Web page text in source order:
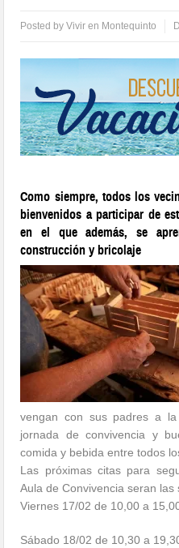
Posted byVivir en Montequinto
Como siempre, todos los
bienvenidos a participar de
en el que además, se
construcción y bricolaje
vengan con sus padres a
jornada de convivencia y
comida y bebida entre todos
Las próximas citas para
Aula de Convivencia seran las
Viernes 17/02 de 10,00 a
Sábado 18/02 de 10,30 a